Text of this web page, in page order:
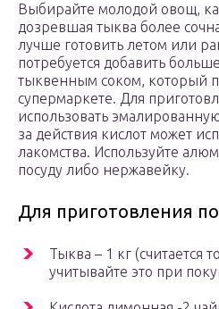
Выбирайте молодой овощ,
дозревшая тыква более
лучше готовить летом или
потребуется добавить
тыквенным соком, который
супермаркете. Для
использовать
за действия кислот может
лакомства. Используйте
посуду либо нержавейку.
Для приготовления
Тыква – 1 кг (считается
учитывайте это при